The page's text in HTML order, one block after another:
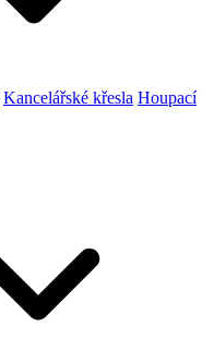
Kancelářské křesla Houpací